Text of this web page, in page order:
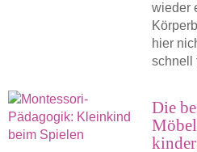
wieder
hier
schnell
Die